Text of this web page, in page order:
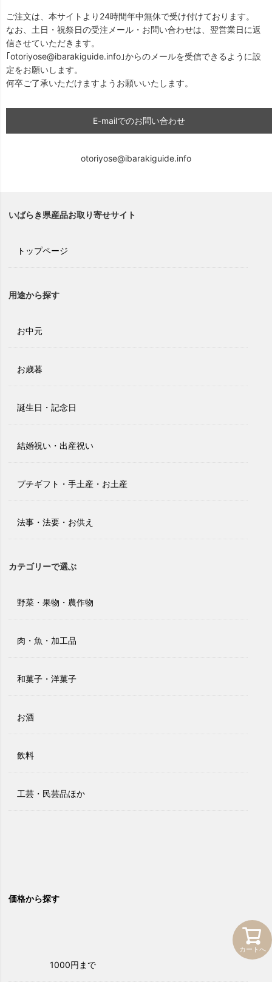
ご注文は、本サイトより24時間年中無休で受け付けております。
なお、土日・祝祭日の受注メール・お問い合わせは、翌営業日に返
信させていただきます。
｢otoriyose@ibarakiguide.info｣からのメールを受信できるように設
定をお願いします。
何卒ご了承いただけますようお願いいたします。
E-mailでのお問い合わせ
otoriyose@ibarakiguide.info
いばらき県産品お取り寄せサイト
トップページ
用途から探す
お中元
お歳暮
誕生日・記念日
結婚祝い・出産祝い
プチギフト・手土産・お土産
法事・法要・お供え
カテゴリーで選ぶ
野菜・果物・農作物
肉・魚・加工品
和菓子・洋菓子
お酒
飲料
工芸・民芸品ほか
価格から探す
1000円まで
カートへ